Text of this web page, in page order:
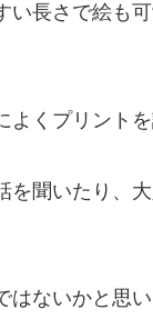
長さで絵も
くプリントを
を聞いたり、
ないかと思い